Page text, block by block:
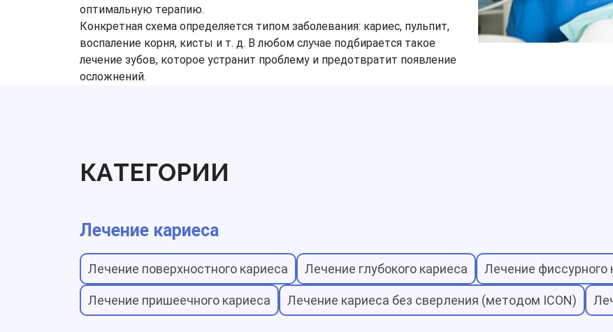
оптимальную терапию.
Конкретная схема определяется типом заболевания: кариес, пульпит,
воспаление корня, кисты и т. д. В любом случае подбирается такое
лечение зубов, которое устранит проблему и предотвратит появление
осложнений.
КАТЕГОРИИ
Лечение кариеса
Лечение поверхностного кариеса Лечение глубокого кариеса Лечение фиссурного
Лечение пришеечного кариеса Лечение кариеса без сверления (методом ICON)